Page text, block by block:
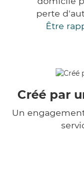
perte
Être
Créé par
Un